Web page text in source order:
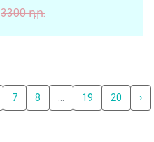
3300 դր.
7 8 19 20 ›